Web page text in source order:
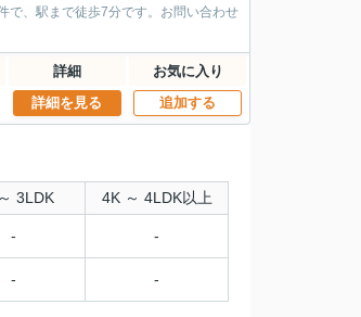
で、駅まで徒歩7分です。お問い合わせ
詳細 お気に入り
詳細を見る 追加する
3LDK 4K ～ 4LDK以上
- -
- -